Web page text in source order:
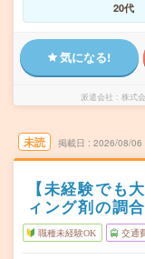
20代
気になる!
派遣会社 株式
未読 掲載日 2026/08/06
【未経験でも
ィング剤の調
職種未経験OK 交通